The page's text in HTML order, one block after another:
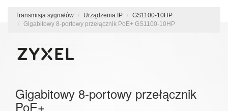
Transmisja sygnałów Urządzenia IP
GS1100-10HP
Gigabitowy 8-portowy przełącznik PoE+ GS1100-10HP
Gigabitowy 8-portowy przełącznik
PoE+